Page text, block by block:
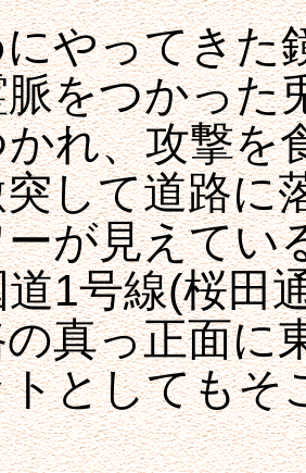
やってきた
をつかった
れ、攻撃を
して道路
が見えてい
1号線(桜田
真っ正面に
としてもそ